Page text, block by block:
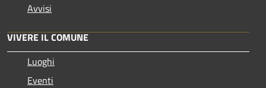
Avvisi
VIVERE IL COMUNE
Luoghi
Eventi